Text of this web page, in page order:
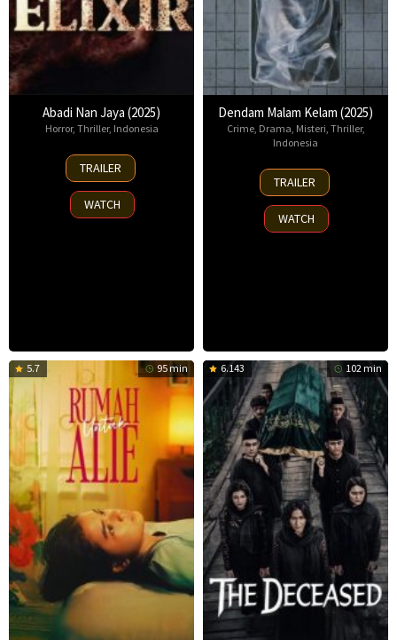
Abadi Nan Jaya (2025)
Horror, Thriller, Indonesia
22
Oct
2025
TRAILER
WATCH
Dendam Malam Kelam (2025)
Crime, Drama, Misteri, Thriller,
Indonesia
28
May
2025
TRAILER
WATCH
5.7 95 min 6.143 102 min